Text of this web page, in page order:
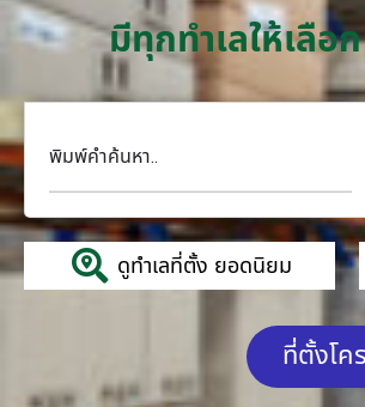
มีทุกทำเลให้เลื
พิมพ์คำค้นหา..
ดูทำเลที่ตั้ง ยอดนิยม
ที่ตั้งโค